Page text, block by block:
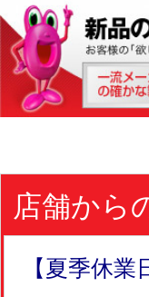
店舗から
【夏季休業